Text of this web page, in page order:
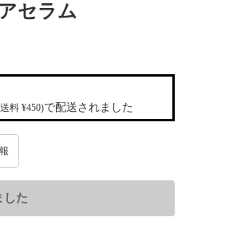
セラム
料 ¥450)で配送されました
した